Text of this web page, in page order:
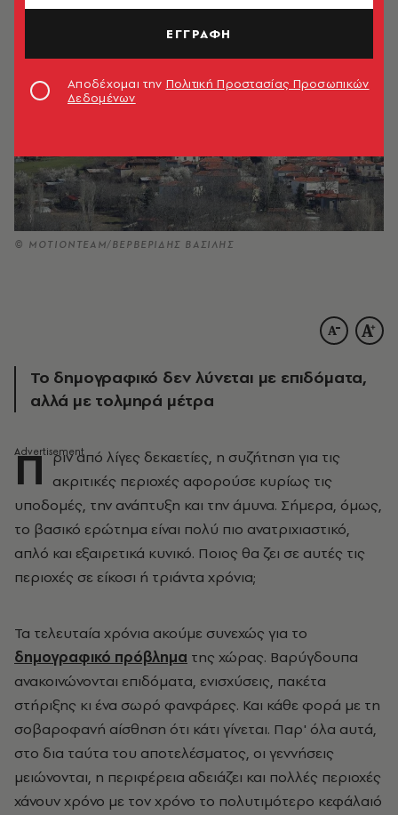
© ΜΟΤΙΟΝΤΕΑΜ/ΒΕΡΒΕΡΙΔΗΣ ΒΑΣΙΛΗΣ
Το δημογραφικό δεν λύνεται με επιδόματα,
αλλά με τολμηρά μέτρα
Π ριν από λίγες δεκαετίες, η συζήτηση για τις
ακριτικές περιοχές αφορούσε κυρίως τις
υποδομές, την ανάπτυξη και την άμυνα. Σήμερα, όμως,
το βασικό ερώτημα είναι πολύ πιο ανατριχιαστικό,
απλό και εξαιρετικά κυνικό. Ποιος θα ζει σε αυτές τις
περιοχές σε είκοσι ή τριάντα χρόνια;
Τα τελευταία χρόνια ακούμε συνεχώς για το
δημογραφικό πρόβλημα της χώρας. Βαρύγδουπα
ανακοινώνονται επιδόματα, ενισχύσεις, πακέτα
στήριξης κι ένα σωρό φανφάρες. Και κάθε φορά με τη
σοβαροφανή αίσθηση ότι κάτι γίνεται. Παρ' όλα αυτά,
στο δια ταύτα του αποτελέσματος, οι γεννήσεις
μειώνονται, η περιφέρεια αδειάζει και πολλές περιοχές
χάνουν χρόνο με τον χρόνο το πολυτιμότερο κεφάλαιό
ΕΓΓΡΑΦΗ
Αποδέχομαι την Πολιτική Προστασίας Προσωπικών
Δεδομένων